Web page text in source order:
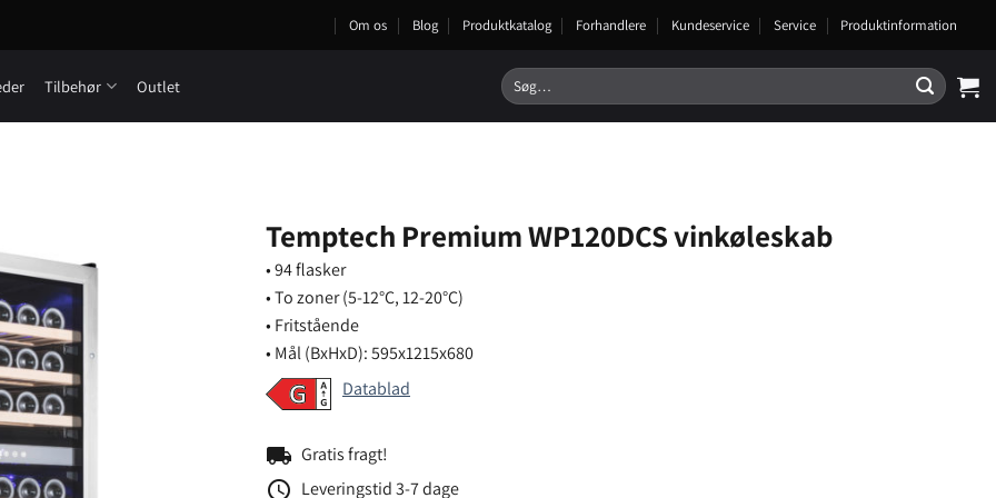
Om os Blog Produktkatalog Forhandlere Kundeservice Service Produktinformation
Tilbehør Outlet
Søg
efter:
Temptech Premium WP120DCS vinkøleskab
• 94 flasker
• To zoner (5-12°C, 12-20°C)
• Fritstående
• Mål (BxHxD): 595x1215x680
Datablad
local_shipping Gratis fragt!
schedule Leveringstid 3-7 dage